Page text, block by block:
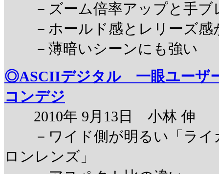
－ズーム倍率アップと手ブ
－ホールド感とレリーズ感
－薄暗いシーンにも強い
◎ASCIIデジタル 一眼ユーザ
コンデジ
2010年 9月13日 小林 伸
－ワイド側が明るい「ライ
ロンレンズ」